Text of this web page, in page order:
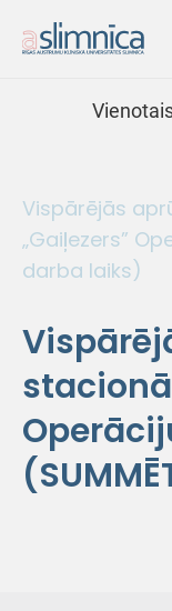
Vispārējās
„Gaiļezers”
darba laiks)